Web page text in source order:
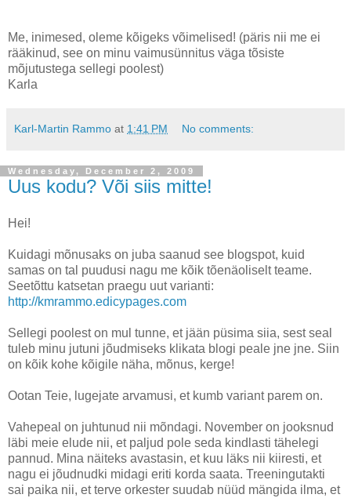
Me, inimesed, oleme kõigeks võimelised! (päris nii me ei
rääkinud, see on minu vaimusünnitus väga tõsiste
mõjutustega sellegi poolest)
Karla
Karl-Martin Rammo at 1:41 PM No comments:
Wednesday, December 2, 2009
Uus kodu? Või siis mitte!
Hei!
Kuidagi mõnusaks on juba saanud see blogspot, kuid
samas on tal puudusi nagu me kõik tõenäoliselt teame.
Seetõttu katsetan praegu uut varianti:
http://kmrammo.edicypages.com
Sellegi poolest on mul tunne, et jään püsima siia, sest seal
tuleb minu jutuni jõudmiseks klikata blogi peale jne jne. Siin
on kõik kohe kõigile näha, mõnus, kerge!
Ootan Teie, lugejate arvamusi, et kumb variant parem on.
Vahepeal on juhtunud nii mõndagi. November on jooksnud
läbi meie elude nii, et paljud pole seda kindlasti tähelegi
pannud. Mina näiteks avastasin, et kuu läks nii kiiresti, et
nagu ei jõudnudki midagi eriti korda saata. Treeningutakti
sai paika nii, et terve orkester suudab nüüd mängida ilma, et